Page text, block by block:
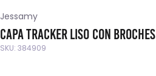
Jessamy
Capa Tracker Liso con Broches
SKU: 384909